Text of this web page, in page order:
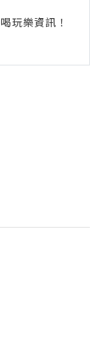
玩樂資訊！